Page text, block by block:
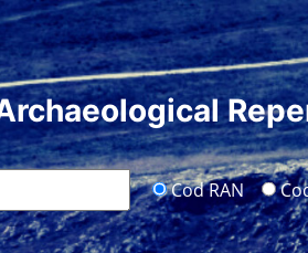
Cod RAN